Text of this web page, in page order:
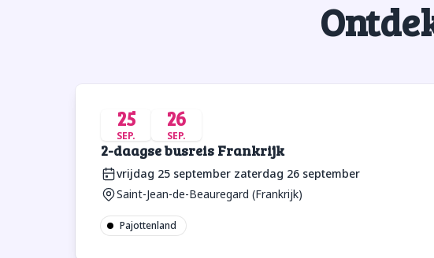
25
SEP.
26
SEP.
2-daagse busreis Frankrijk
vrijdag 25 september zaterdag 26 september
Saint-Jean-de-Beauregard (Frankrijk)
Pajottenland